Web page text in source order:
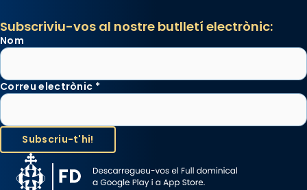
Subscriviu-vos al nostre butlletí electrònic:
Nom
Correu electrònic *